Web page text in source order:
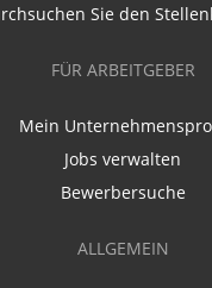
Sie den
FÜR ARBEITGEBER
Mein
Jobs verwalten
Bewerbersuche
ALLGEMEIN